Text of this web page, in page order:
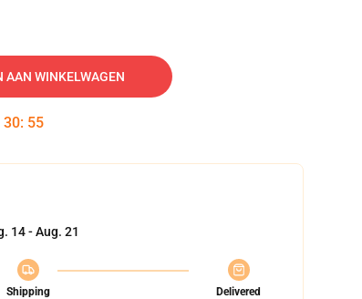
AAN WINKELWAGEN
30: 54
14 - Aug. 21
Shipping
Delivered